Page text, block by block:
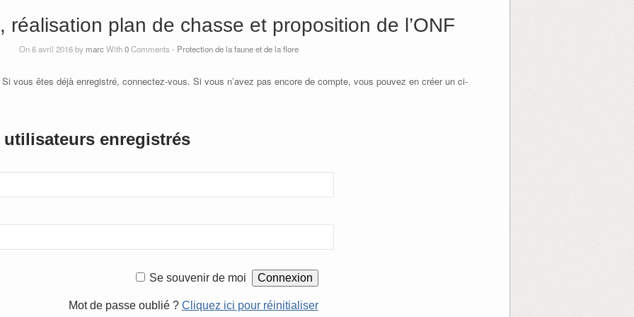
réalisation plan de chasse et proposition de l’ONF
On 6 avril 2016 by marcWith0Comments - Protection de la faune et de la flore
vous êtes déjà enregistré, connectez-vous. Si vous n’avez pas encore de compte, vous pouvez en créer un ci-
enregistrés
Se souvenir de moi
Mot de passe oublié ? Cliquez ici pour réinitialiser